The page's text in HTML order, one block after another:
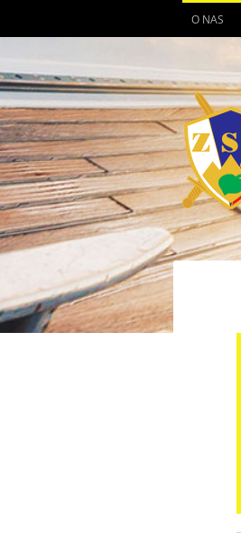
O NAS